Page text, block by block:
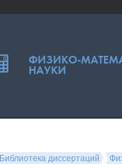
Библиотека диссертаций
ФИЗИКО-
НАУКИ